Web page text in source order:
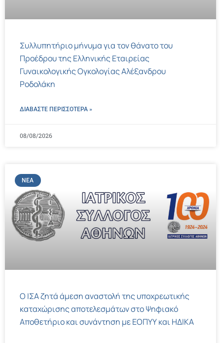
Συλλυπητήριο μήνυμα για τον θάνατο του
Προέδρου της Ελληνικής Εταιρείας
Γυναικολογικής Ογκολογίας Αλέξανδρου
Ροδολάκη
ΔΙΑΒΑΣΤΕ ΠΕΡΙΣΣΌΤΕΡΑ »
08/08/2026
ΝΈΑ
Ο ΙΣΑ ζητά άμεση αναστολή της υποχρεωτικής
καταχώρισης αποτελεσμάτων στο Ψηφιακό
Αποθετήριο και συνάντηση με ΕΟΠΥΥ και ΗΔΙΚΑ